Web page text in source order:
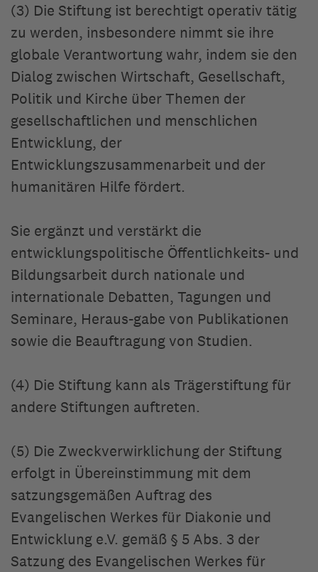
(3) Die Stiftung ist berechtigt operativ tätig
zu werden, insbesondere nimmt sie ihre
globale Verantwortung wahr, indem sie den
Dialog zwischen Wirtschaft, Gesellschaft,
Politik und Kirche über Themen der
gesellschaftlichen und menschlichen
Entwicklung, der
Entwicklungszusammenarbeit und der
humanitären Hilfe fördert.
Sie ergänzt und verstärkt die
entwicklungspolitische Öffentlichkeits- und
Bildungsarbeit durch nationale und
internationale Debatten, Tagungen und
Seminare, Heraus-gabe von Publikationen
sowie die Beauftragung von Studien.
(4) Die Stiftung kann als Trägerstiftung für
andere Stiftungen auftreten.
(5) Die Zweckverwirklichung der Stiftung
erfolgt in Übereinstimmung mit dem
satzungsgemäßen Auftrag des
Evangelischen Werkes für Diakonie und
Entwicklung e.V. gemäß § 5 Abs. 3 der
Satzung des Evangelischen Werkes für